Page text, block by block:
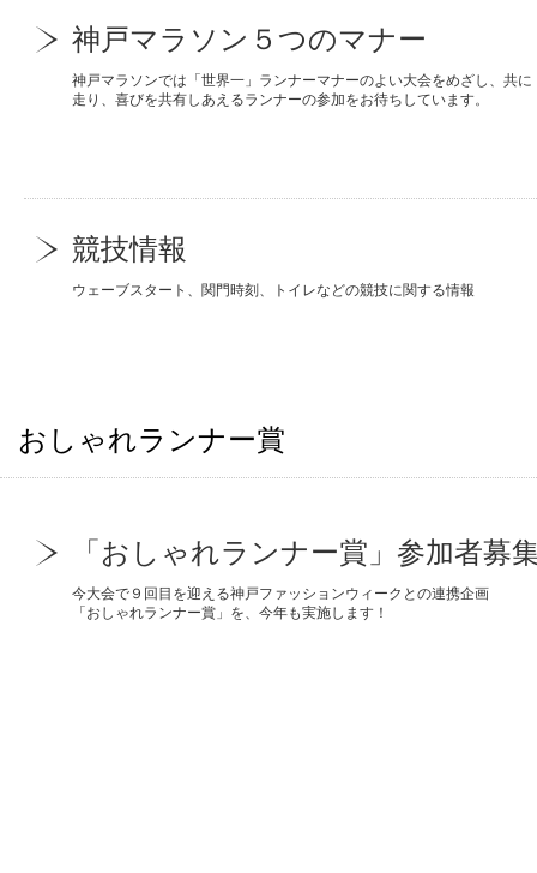
神戸マラソン５つのマナー
神戸マラソンでは「世界一」ランナーマナーのよい大会をめざし、共に
走り、喜びを共有しあえるランナーの参加をお待ちしています。
競技情報
ウェーブスタート、関門時刻、トイレなどの競技に関する情報
おしゃれランナー賞
「おしゃれランナー賞」参加者募
今大会で９回目を迎える神戸ファッションウィークとの連携企画
「おしゃれランナー賞」を、今年も実施します！